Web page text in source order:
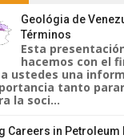
Geológia de
Términos
Esta
hacemos con el
ustedes una
tanto
la soci...
Careers in Petroleum